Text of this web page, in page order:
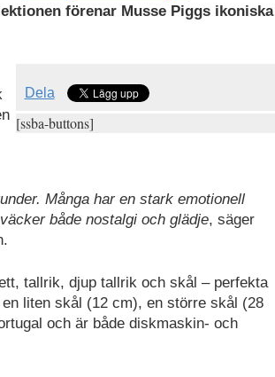
förenar Musse Piggs ikoniska
Dela
[ssba-buttons]
Många har en stark emotionell
både nostalgi och glädje, säger
tallrik, djup tallrik och skål – perfekta
liten skål (12 cm), en större skål (28
och är både diskmaskin- och